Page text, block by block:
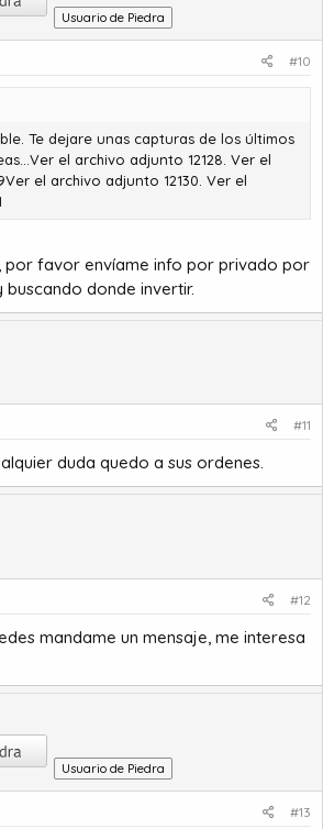
Usuario de Piedra
#10
Te dejare unas capturas de los últimos
Ver el archivo adjunto 12128 Ver el
Ver el archivo adjunto 12130 Ver el
por favor envíame info por privado por
donde invertir.
#11
duda quedo a sus ordenes.
#12
mandame un mensaje, me interesa
Usuario de Piedra
#13